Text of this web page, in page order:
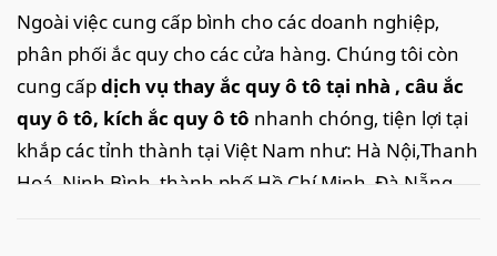
Ngoài việc cung cấp bình cho các doanh nghiệp,
phân phối ắc quy cho các cửa hàng. Chúng tôi còn
cung cấpdịch vụ thay ắc quy ô tô tại nhà , câu ắc
quy ô tô, kích ắc quy ô tô nhanh chóng, tiện lợi tại
khắp các tỉnh thành tại Việt Nam như: Hà Nội,Thanh
Hoá, Ninh Bình, thành phố Hồ Chí Minh, Đà Nẵng,